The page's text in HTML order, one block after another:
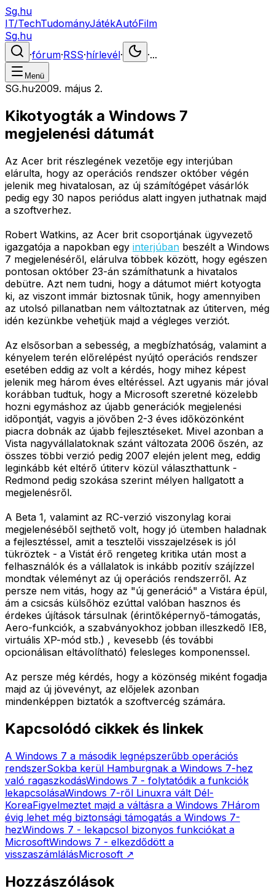
Sg.hu
IT/TechTudományJátékAutóFilm
Sg.hu
·fórum·RSS·hírlevél· ·...
Menü
SG.hu·2009. május 2.
Kikotyogták a Windows 7
megjelenési dátumát
Az Acer brit részlegének vezetője egy interjúban
elárulta, hogy az operációs rendszer október végén
jelenik meg hivatalosan, az új számítógépet vásárlók
pedig egy 30 napos periódus alatt ingyen juthatnak majd
a szoftverhez.
Robert Watkins, az Acer brit csoportjának ügyvezető
igazgatója a napokban egy interjúban beszélt a Windows
7 megjelenéséről, elárulva többek között, hogy egészen
pontosan október 23-án számíthatunk a hivatalos
debütre. Azt nem tudni, hogy a dátumot miért kotyogta
ki, az viszont immár biztosnak tűnik, hogy amennyiben
az utolsó pillanatban nem változtatnak az útiterven, még
idén kezünkbe vehetjük majd a végleges verziót.
Az elsősorban a sebesség, a megbízhatóság, valamint a
kényelem terén előrelépést nyújtó operációs rendszer
esetében eddig az volt a kérdés, hogy mihez képest
jelenik meg három éves eltéréssel. Azt ugyanis már jóval
korábban tudtuk, hogy a Microsoft szeretné közelebb
hozni egymáshoz az újabb generációk megjelenési
időpontját, vagyis a jövőben 2-3 éves időközönként
piacra dobnák az újabb fejlesztéseket. Mivel azonban a
Vista nagyvállalatoknak szánt változata 2006 őszén, az
összes többi verzió pedig 2007 elején jelent meg, eddig
leginkább két eltérő útiterv közül választhattunk -
Redmond pedig szokása szerint mélyen hallgatott a
megjelenésről.
A Beta 1, valamint az RC-verzió viszonylag korai
megjelenéséből sejthető volt, hogy jó ütemben haladnak
a fejlesztéssel, amit a tesztelői visszajelzések is jól
tükröztek - a Vistát érő rengeteg kritika után most a
felhasználók és a vállalatok is inkább pozitív szájízzel
mondtak véleményt az új operációs rendszerről. Az
persze nem vitás, hogy az "új generáció" a Vistára épül,
ám a csicsás külsőhöz ezúttal valóban hasznos és
érdekes újítások társulnak (érintőképernyő-támogatás,
Aero-funkciók, a szabványokhoz jobban illeszkedő IE8,
virtuális XP-mód stb.) , kevesebb (és további
opcionálisan eltávolítható) felesleges komponenssel.
Az persze még kérdés, hogy a közönség miként fogadja
majd az új jövevényt, az előjelek azonban
mindenképpen biztatók a szoftvercég számára.
Kapcsolódó cikkek és linkek
A Windows 7 a második legnépszerűbb operációs
rendszerSokba kerül Hamburgnak a Windows 7-hez
való ragaszkodásWindows 7 - folytatódik a funkciók
lekapcsolásaWindows 7-ről Linuxra vált Dél-
KoreaFigyelmeztet majd a váltásra a Windows 7Három
évig lehet még biztonsági támogatás a Windows 7-
hezWindows 7 - lekapcsol bizonyos funkciókat a
MicrosoftWindows 7 - elkezdődött a
visszaszámlálásMicrosoft ↗
Hozzászólások